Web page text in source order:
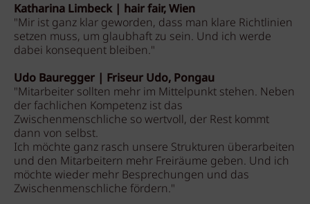
Katharina Limbeck | hair fair, Wien
"Mir ist ganz klar geworden, dass man klare Richtlinien
setzen muss, um glaubhaft zu sein. Und ich werde
dabei konsequent bleiben."
Udo Bauregger | Friseur Udo, Pongau
"Mitarbeiter sollten mehr im Mittelpunkt stehen. Neben
der fachlichen Kompetenz ist das
Zwischenmenschliche so wertvoll, der Rest kommt
dann von selbst.
Ich möchte ganz rasch unsere Strukturen überarbeiten
und den Mitarbeitern mehr Freiräume geben. Und ich
möchte wieder mehr Besprechungen und das
Zwischenmenschliche fördern."